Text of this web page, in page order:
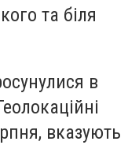
та біля
в
вказують